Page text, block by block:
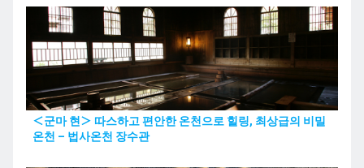
＜군마 현＞ 따스하고 편안한 온천으로 힐링, 최상급의 비밀
온천 – 법사온천 장수관